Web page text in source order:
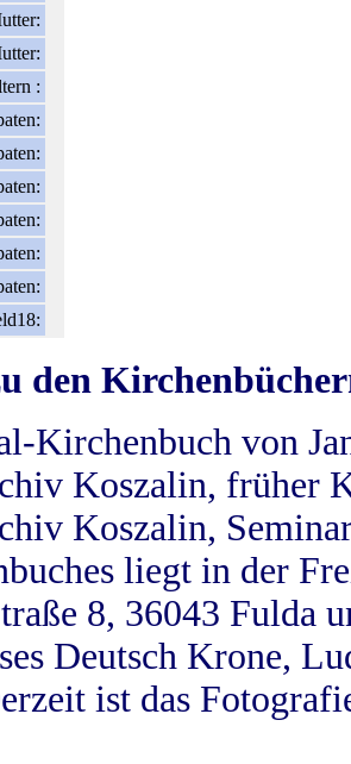
:
den
Kirchenbuch von
Koszalin, früher
Koszalin,
liegt in der
8, 36043 Fulda
Deutsch Krone,
ist das